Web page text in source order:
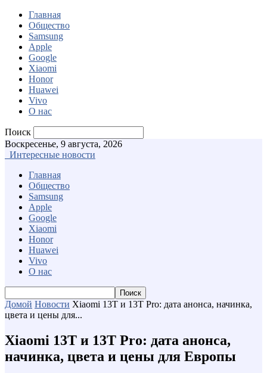
Главная
Общество
Samsung
Apple
Google
Xiaomi
Honor
Huawei
Vivo
О нас
Поиск
Воскресенье, 9 августа, 2026
Интересные новости
Главная
Общество
Samsung
Apple
Google
Xiaomi
Honor
Huawei
Vivo
О нас
Домой Новости Xiaomi 13T и 13T Pro: дата анонса, начинка,
цвета и цены для...
Xiaomi 13T и 13T Pro: дата анонса,
начинка, цвета и цены для Европы